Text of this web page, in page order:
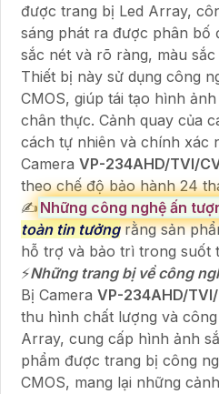
được trang bị Led Array,
sáng phát ra được phân bố
sắc nét và rõ ràng, màu
Thiết bị này sử dụng công
CMOS, giúp tái tạo hình
chân thực. Cảnh quay của
cách tự nhiên và chính xác
Camera VP-234AHD/TVI/
theo chế độ bảo hành 24
✍️ Những công nghệ ấn
toàn tin tưởngrằng sản
hỗ trợ và bảo trì trong suốt
️⚡Những trang bị về công
Bị Camera VP-234AHD/
thu hình chất lượng và
Array, cung cấp hình ảnh
phẩm được trang bị công
CMOS, mang lại những